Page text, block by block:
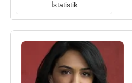
İstatistik